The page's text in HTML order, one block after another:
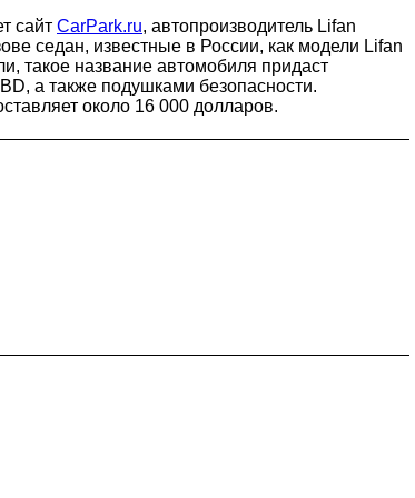
сайт CarPark.ru, автопроизводитель Lifan
седан, известные в России, как модели Lifan
такое название автомобиля придаст
а также подушками безопасности.
около 16 000 долларов.